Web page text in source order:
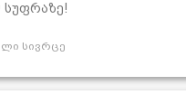
სუფრაზე!
სივრცე